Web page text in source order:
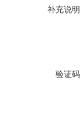
补充说明
验证码